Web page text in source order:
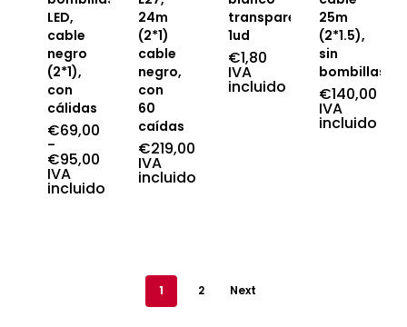
LED,
cable
negro
(2*1),
con
cálidas
€69,00
-
€95,00
Rango
de
IVA
incluido
24m
(2*1)
cable
negro,
con
60
caídas
€219,00
IVA
incluido
transparente
1ud
€1,80
IVA
incluido
25m
(2*1.5),
sin
bombillas
€140,00
IVA
incluido
1 2 Next